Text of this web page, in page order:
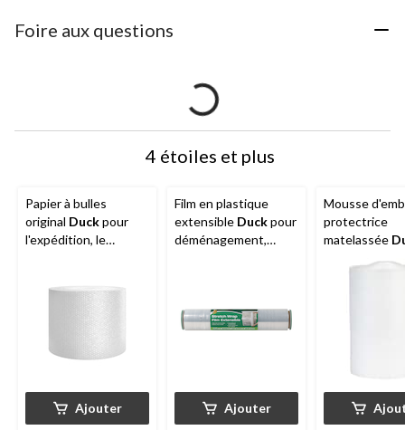
Foire aux questions
4 étoiles et plus
Papier à bulles
original Duckpour
l'expédition, le
175 pi
Ajouter
Film en plastique
extensible Duckpour
déménagement,
000 pi
Ajouter
Mousse
protectrice
matelassée